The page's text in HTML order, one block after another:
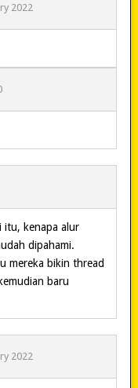
2022
itu, kenapa alur
dipahami.
mereka bikin thread
baru
2022